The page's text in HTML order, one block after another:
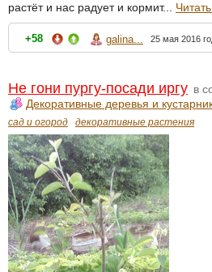
растёт и нас радует и кормит...
+58 galina... 25 мая 2016
Не гони пургу-посади иргу в
Декоративные деревья и
сад и огород декоративные растения